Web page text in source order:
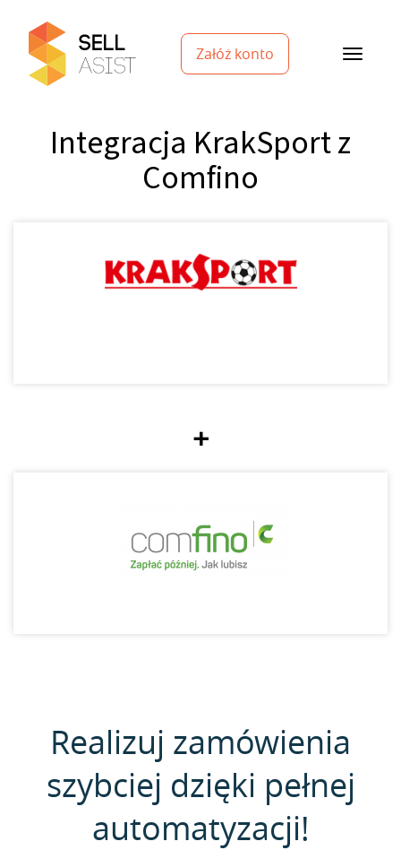
Załóż konto
Integracja KrakSport z
Comfino
+
Realizuj zamówienia
szybciej dzięki pełnej
automatyzacji!